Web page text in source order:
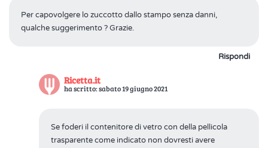
Per capovolgere lo zuccotto dallo stampo senza danni,
qualche suggerimento ? Grazie.
Rispondi
Ricetta.it
ha scritto: sabato 19 giugno 2021
Se foderi il contenitore di vetro con della pellicola
trasparente come indicato non dovresti avere